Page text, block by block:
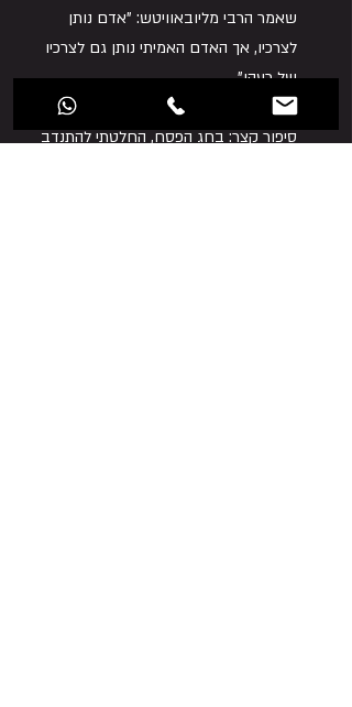
שאמר הרבי מליובאוויטש: "אדם נותן
לצרכיו, אך האדם האמיתי נותן גם לצרכיו
של רעהו".
סיפור קצר: בחג הפסח, החלטתי להתנדב